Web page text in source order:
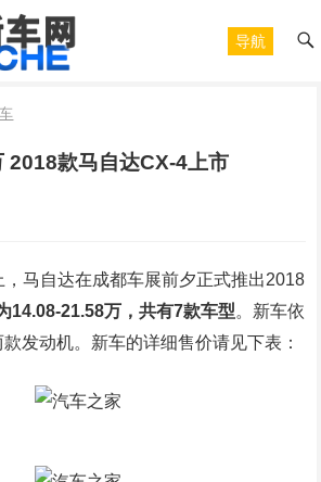
导航
2018款马自达CX-4上市
马自达在成都车展前夕正式推出2018
14.08-21.58万，共有7款车型。新车依
发动机。新车的详细售价请见下表：